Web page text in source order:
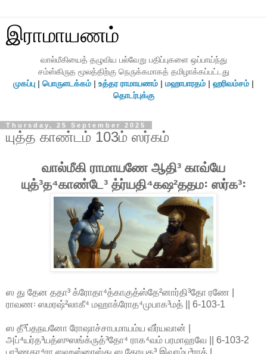
இராமாயணம்
வால்மீகியைத் தழுவிய பல்வேறு பதிப்புகளை ஒப்பாய்ந்து
சம்ஸ்கிருத மூலத்திற்கு நெருக்கமாகத் தமிழாக்கப்பட்டது
முகப்பு | பொருளடக்கம் | உத்தர ராமாயணம் | மஹாபாரதம் | ஹரிவம்சம் |
தொடர்புக்கு
Thursday, 25 September 2025
யுத்த காண்டம் 103ம் ஸர்கம்
வால்மீகி ராமாயணே ஆதி³ காவ்யே
யுத்³த⁴காண்டே³ த்ர்யதி⁴கஷ²ததம꞉ ஸர்க³꞉
ஸ து தேன ததா³ க்ரோதா⁴த்காகுத்ஸ்தே²னார்தி³தோ ரணே |
ராவண꞉ ஸமரஷ்²லாகீ⁴ மஹாக்ரோத⁴முபாக³மத் || 6-103-1
ஸ தீ³ப்தநயனோ ரோஷாச்சாபமாயம்ய வீர்யவான் |
அப்⁴யர்த³யத்ஸுஸங்க்ருத்³தோ⁴ ராக⁴வம் பரமாஹவே || 6-103-2